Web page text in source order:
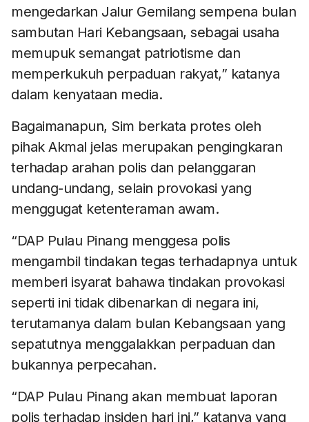
mengedarkan Jalur Gemilang sempena bulan
sambutan Hari Kebangsaan, sebagai usaha
memupuk semangat patriotisme dan
memperkukuh perpaduan rakyat,” katanya
dalam kenyataan media.
Bagaimanapun, Sim berkata protes oleh
pihak Akmal jelas merupakan pengingkaran
terhadap arahan polis dan pelanggaran
undang-undang, selain provokasi yang
menggugat ketenteraman awam.
“DAP Pulau Pinang menggesa polis
mengambil tindakan tegas terhadapnya untuk
memberi isyarat bahawa tindakan provokasi
seperti ini tidak dibenarkan di negara ini,
terutamanya dalam bulan Kebangsaan yang
sepatutnya menggalakkan perpaduan dan
bukannya perpecahan.
“DAP Pulau Pinang akan membuat laporan
polis terhadap insiden hari ini,” katanya yang